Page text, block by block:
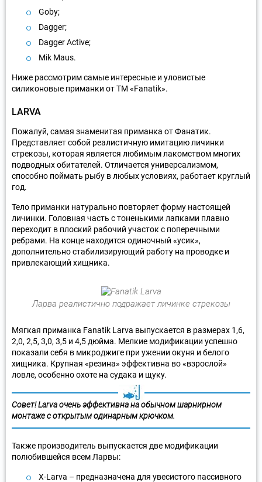
Goby;
Dagger;
Dagger Active;
Mik Maus.
Ниже рассмотрим самые интересные и уловистые
силиконовые приманки от ТМ «Fanatik».
LARVA
Пожалуй, самая знаменитая приманка от Фанатик.
Представляет собой реалистичную имитацию личинки
стрекозы, которая является любимым лакомством многих
подводных обитателей. Отличается универсализмом,
способно поймать рыбу в любых условиях, работает круглый
год.
Тело приманки натурально повторяет форму настоящей
личинки. Головная часть с тоненькими лапками плавно
переходит в плоский рабочий участок с поперечными
ребрами. На конце находится одиночный «усик»,
дополнительно стабилизирующий работу на проводке и
привлекающий хищника.
Ларва реалистично подражает личинке стрекозы
Мягкая приманка Fanatik Larva выпускается в размерах 1,6,
2,0, 2,5, 3,0, 3,5 и 4,5 дюйма. Мелкие модификации успешно
показали себя в микроджиге при ужении окуня и белого
хищника. Крупная «резина» эффективна во «взрослой»
ловле, особенно охоте на судака и щуку.
Совет! Larva очень эффективна на обычном шарнирном
монтаже с открытым одинарным крючком.
Также производитель выпускается две модификации
полюбившейся всем Ларвы:
X-Larva – предназначена для увесистого пассивного